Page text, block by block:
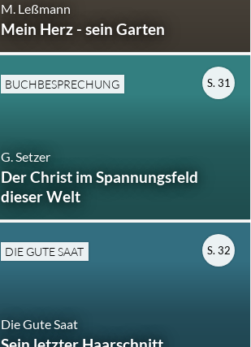
M. Leßmann
Mein Herz - sein Garten
BUCHBESPRECHUNG
G. Setzer
Der Christ im Spannungsfeld
dieser Welt
S. 31
DIE GUTE SAAT
Die Gute Saat
S. 32